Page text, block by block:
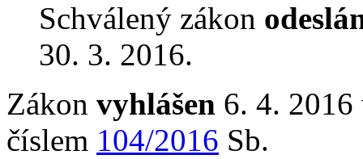
Schválený zákon
30. 3. 2016.
Zákon vyhlášen 6. 4. 2016
číslem 104/2016 Sb.